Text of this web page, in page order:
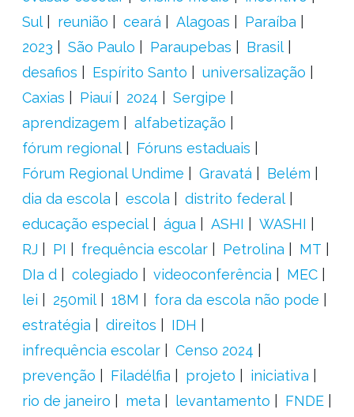
Sul
reunião ceará Alagoas
Paraíba
2023
São Paulo Paraupebas
Brasil
desafios
Espírito Santo
universalização
Caxias
Piauí 2024
Sergipe
aprendizagem
alfabetização
fórum regional
Fóruns estaduais
Fórum Regional Undime
Gravatá
Belém
dia da escola
escola
distrito federal
educação especial
água ASHI
WASHI
RJ
PI frequência escolar Petrolina
MT
DIa d
colegiado videoconferência
MEC
lei
250mil 18M
fora da escola não pode
estratégia
direitos
IDH
infrequência escolar
Censo 2024
prevenção
Filadélfia projeto
iniciativa
rio de janeiro
meta levantamento
FNDE